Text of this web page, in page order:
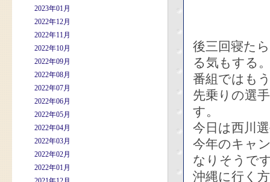
2023年01月
2022年12月
2022年11月
2022年10月
2022年09月
2022年08月
2022年07月
2022年06月
2022年05月
2022年04月
2022年03月
2022年02月
2022年01月
後三回寝た
る気もする
番組ではも
先乗りの選
す。
今日は西川
今年のキャ
なりそうで
沖縄に行く